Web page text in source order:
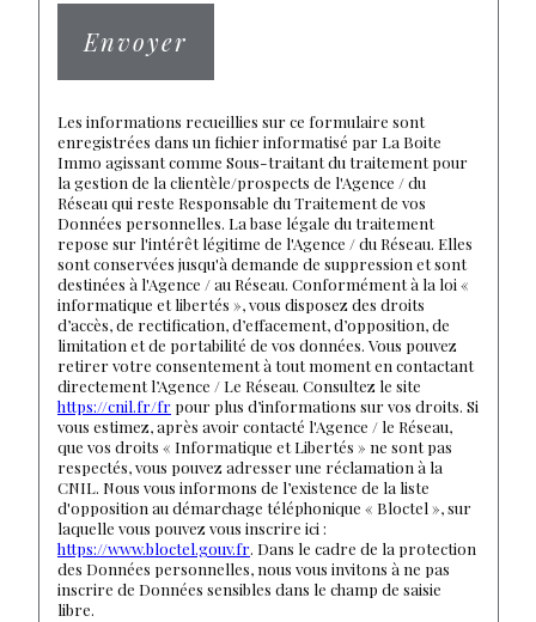
Envoyer
Les informations recueillies sur ce formulaire sont
enregistrées dans un fichier informatisé par La Boite
Immo agissant comme Sous-traitant du traitement pour
la gestion de la clientèle/prospects de l'Agence / du
Réseau qui reste Responsable du Traitement de vos
Données personnelles. La base légale du traitement
repose sur l'intérêt légitime de l'Agence / du Réseau. Elles
sont conservées jusqu'à demande de suppression et sont
destinées à l'Agence / au Réseau. Conformément à la loi «
informatique et libertés », vous disposez des droits
d’accès, de rectification, d’effacement, d’opposition, de
limitation et de portabilité de vos données. Vous pouvez
retirer votre consentement à tout moment en contactant
directement l’Agence / Le Réseau. Consultez le site
https://cnil.fr/fr pour plus d’informations sur vos droits. Si
vous estimez, après avoir contacté l'Agence / le Réseau,
que vos droits « Informatique et Libertés » ne sont pas
respectés, vous pouvez adresser une réclamation à la
CNIL. Nous vous informons de l’existence de la liste
d'opposition au démarchage téléphonique « Bloctel », sur
laquelle vous pouvez vous inscrire ici :
https://www.bloctel.gouv.fr. Dans le cadre de la protection
des Données personnelles, nous vous invitons à ne pas
inscrire de Données sensibles dans le champ de saisie
libre.